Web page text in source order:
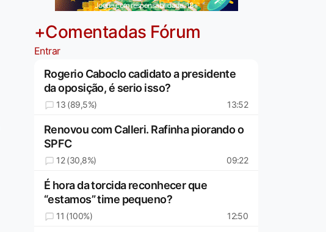
Jogue com responsabilidade. 18+
+Comentadas Fórum
Entrar
Rogerio Caboclo cadidato a presidente
da oposição, é serio isso?
13 (89,5%) 13:52
Renovou com Calleri. Rafinha piorando o
SPFC
12 (30,8%) 09:22
É hora da torcida reconhecer que
“estamos” time pequeno?
11 (100%) 12:50